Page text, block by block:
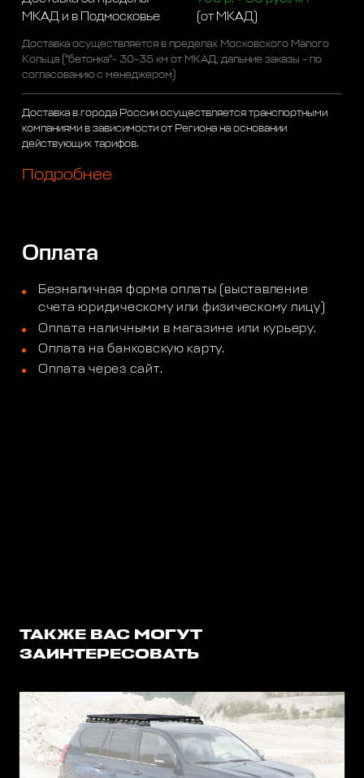
МКАД и в Подмосковье
(от МКАД)
Доставка осуществляется в пределах Московского Малого
Кольца ("бетонка"- 30-35 км от МКАД, дальние заказы - по
согласованию с менеджером)
Доставка в города России осуществляется транспортными
компаниями в зависимости от Региона на основании
действующих тарифов.
Подробнее
Оплата
Безналичная форма оплаты (выставление
счета юридическому или физическому лицу)
Оплата наличными в магазине или курьеру.
Оплата на банковскую карту.
Оплата через сайт.
ТАКЖЕ ВАС МОГУТ
ЗАИНТЕРЕСОВАТЬ